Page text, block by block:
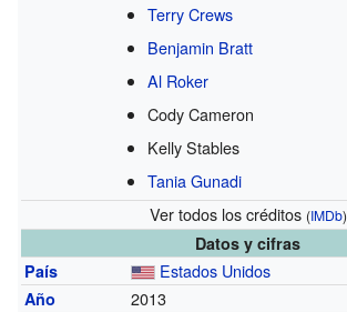
Terry Crews
Benjamin Bratt
Al Roker
Cody Cameron
Kelly Stables
Tania Gunadi
Ver todos los créditos (IMDb)
Datos y cifras
País
Estados Unidos
Año 2013